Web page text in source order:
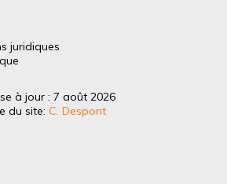
juridiques
à jour : 7 août 2026
du site: C. Despont